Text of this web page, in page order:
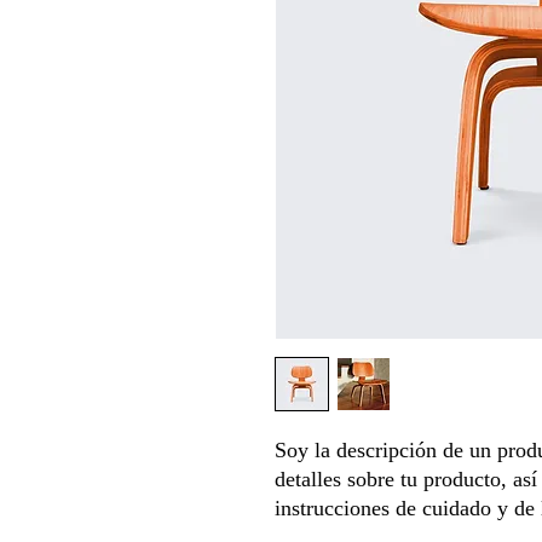
Soy la descripción de un
detalles sobre tu producto,
instrucciones de cuidado y